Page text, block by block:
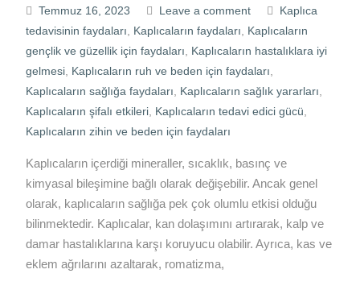
Temmuz 16, 2023 Leave a comment
Kaplıca
tedavisinin faydaları, Kaplıcaların faydaları, Kaplıcaların
gençlik ve güzellik için faydaları, Kaplıcaların hastalıklara iyi
gelmesi, Kaplıcaların ruh ve beden için faydaları,
Kaplıcaların sağlığa faydaları, Kaplıcaların sağlık yararları,
Kaplıcaların şifalı etkileri, Kaplıcaların tedavi edici gücü,
Kaplıcaların zihin ve beden için faydaları
Kaplıcaların içerdiği mineraller, sıcaklık, basınç ve
kimyasal bileşimine bağlı olarak değişebilir. Ancak genel
olarak, kaplıcaların sağlığa pek çok olumlu etkisi olduğu
bilinmektedir. Kaplıcalar, kan dolaşımını artırarak, kalp ve
damar hastalıklarına karşı koruyucu olabilir. Ayrıca, kas ve
eklem ağrılarını azaltarak, romatizma,